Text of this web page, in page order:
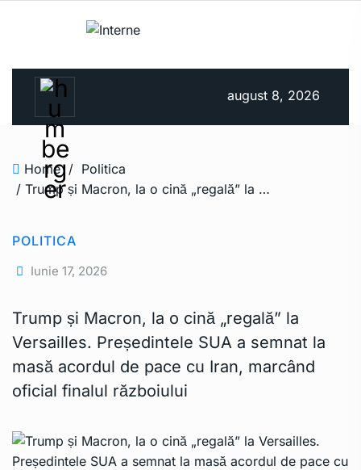
august 8, 2026
Home / Politica
/ Trump și Macron, la o cină „regală” la Versailles. Președintele SUA a semnat la masă acordul de pace cu Iran, marcând oficial finalul războiului
POLITICA
Iunie 17, 2026
Trump și Macron, la o cină „regală” la
Versailles. Președintele SUA a semnat la
masă acordul de pace cu Iran, marcând
oficial finalul războiului